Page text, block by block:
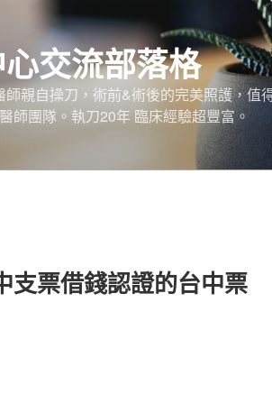
交流部落格
親自操刀，術前&術後的完美照護，
師團隊。執刀20年 臨床經驗超豐富。
支票借錢認證的台中票